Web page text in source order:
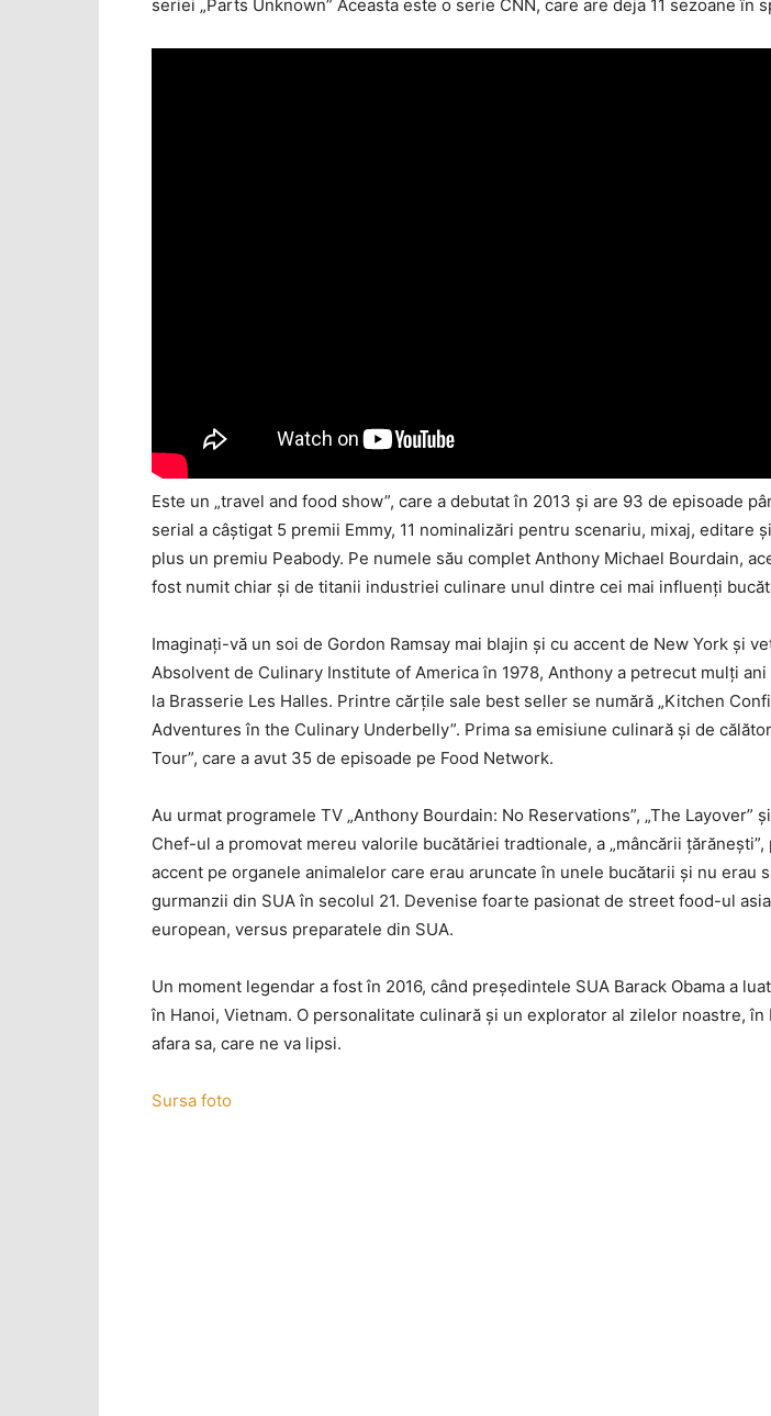
seriei „Parts Unknown” Aceasta este o serie CNN, care are deja 11 sezoane în
Este un „travel and food show”, care a debutat în 2013 şi are 93 de episoade
serial a câştigat 5 premii Emmy, 11 nominalizări pentru scenariu, mixaj, editare
plus un premiu Peabody. Pe numele său complet Anthony Michael Bourdain,
fost numit chiar şi de titanii industriei culinare unul dintre cei mai influenţi
Imaginaţi-vă un soi de Gordon Ramsay mai blajin şi cu accent de New York şi
Absolvent de Culinary Institute of America în 1978, Anthony a petrecut mulţi
la Brasserie Les Halles. Printre cărţile sale best seller se numără „Kitchen
Adventures în the Culinary Underbelly”. Prima sa emisiune culinară şi de
Tour”, care a avut 35 de episoade pe Food Network.
Au urmat programele TV „Anthony Bourdain: No Reservations”, „The Layover”
Chef-ul a promovat mereu valorile bucătăriei tradtionale, a „mâncării ţărăneşti”,
accent pe organele animalelor care erau aruncate în unele bucătarii şi nu erau
gurmanzii din SUA în secolul 21. Devenise foarte pasionat de street food-ul
european, versus preparatele din SUA.
Un moment legendar a fost în 2016, când preşedintele SUA Barack Obama a
în Hanoi, Vietnam. O personalitate culinară şi un explorator al zilelor noastre, în
afara sa, care ne va lipsi.
Sursa foto